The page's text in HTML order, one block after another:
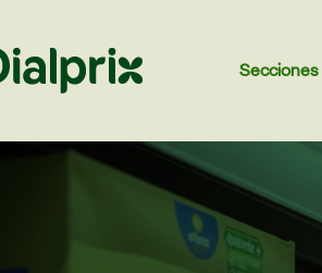
Secciones